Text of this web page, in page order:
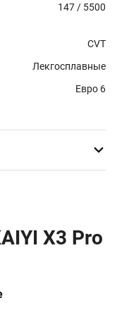
147 / 5500
CVT
Лекгосплавные
Евро 6
X3 Pro